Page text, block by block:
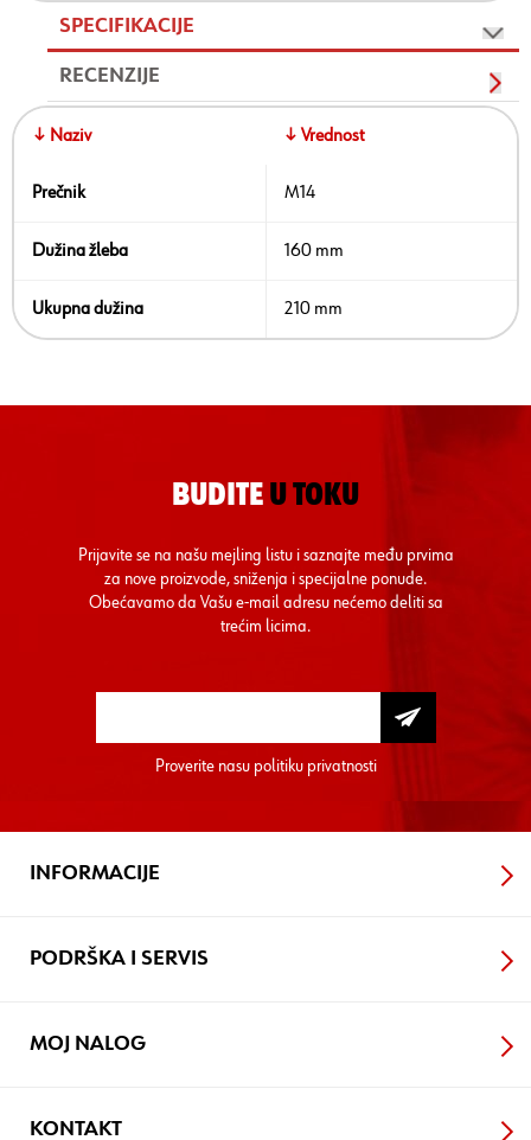
SPECIFIKACIJE
RECENZIJE
↓ Naziv ↓ Vrednost
Prečnik M14
Dužina žleba 160 mm
Ukupna dužina 210 mm
BUDITE U TOKU
Prijavite se na našu mejling listu i saznajte među prvima
za nove proizvode, sniženja i specijalne ponude.
Obećavamo da Vašu e-mail adresu nećemo deliti sa
trećim licima.
Proverite nasu politiku privatnosti
INFORMACIJE
PODRŠKA I SERVIS
MOJ NALOG
KONTAKT